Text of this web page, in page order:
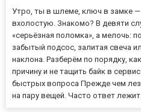
Утро, ты в шлеме, ключ в замке
вхолостую. Знакомо? В девяти
«серьёзная поломка», а мелочь:
забытый подсос, залитая свеча
наклона. Разберём по порядку,
причину и не тащить байк в
быстрых вопроса Прежде чем
на пару вещей. Часто ответ